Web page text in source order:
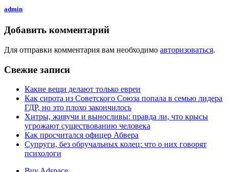
admin
Добавить комментарий
Для отправки комментария вам необходимо авторизоваться.
Свежие записи
Какие вещи делают только евреи
Как сирота из Советского Союза попала в семью лидера
ГДР, но это плохо закончилось
Хитры, живучи и выносливы: правда ли, что крысы
угрожают существованию человека
Как просчитался офицер Абвера
Супруги, без обручальных колец: что о них говорят
психологи